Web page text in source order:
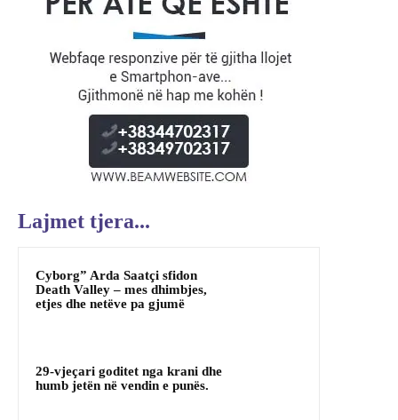
Lajmet tjera...
Cyborg” Arda Saatçi sfidon
Death Valley – mes dhimbjes,
etjes dhe netëve pa gjumë
29-vjeçari goditet nga krani dhe
humb jetën në vendin e punës.